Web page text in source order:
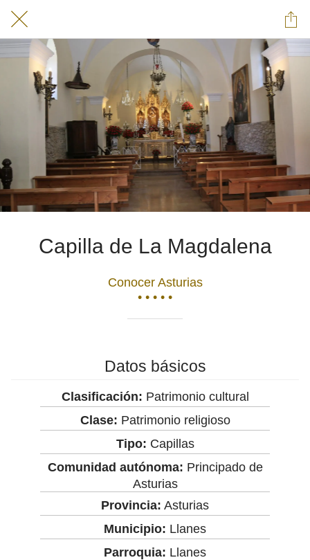
Capilla de La Magdalena
Conocer Asturias
• • • • •
Datos básicos
Clasificación: Patrimonio cultural
Clase: Patrimonio religioso
Tipo: Capillas
Comunidad autónoma: Principado de
Asturias
Provincia: Asturias
Municipio: Llanes
Parroquia: Llanes